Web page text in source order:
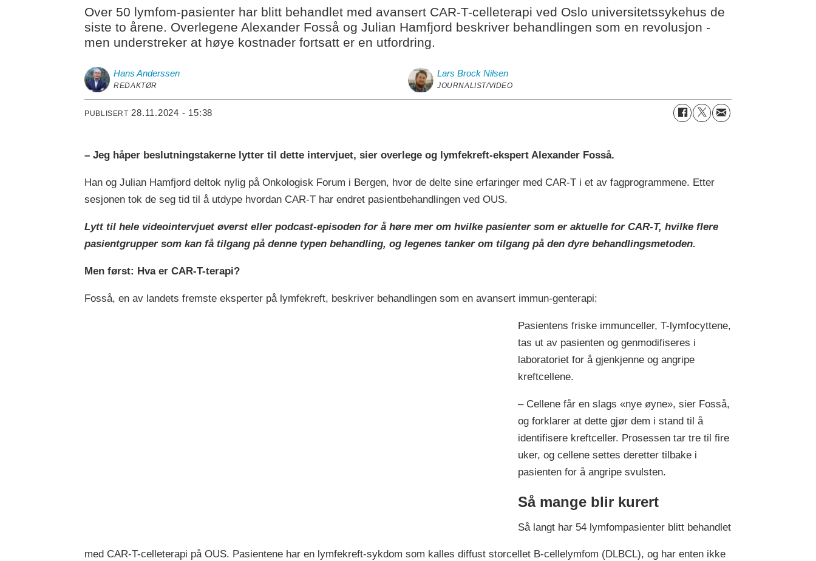
Over 50 lymfom-pasienter har blitt behandlet med avansert CAR-T-celleterapi ved Oslo universitetssykehus de
siste to årene. Overlegene Alexander Fosså og Julian Hamfjord beskriver behandlingen som en revolusjon -
men understreker at høye kostnader fortsatt er en utfordring.
Hans Anderssen
REDAKTØR
Lars Brock Nilsen
JOURNALIST/VIDEO
PUBLISERT 28.11.2024 - 15:38
– Jeg håper beslutningstakerne lytter til dette intervjuet, sier overlege og lymfekreft-ekspert Alexander Fosså.
Han og Julian Hamfjord deltok nylig på Onkologisk Forum i Bergen, hvor de delte sine erfaringer med CAR-T i et av fagprogrammene. Etter
sesjonen tok de seg tid til å utdype hvordan CAR-T har endret pasientbehandlingen ved OUS.
Lytt til hele videointervjuet øverst eller podcast-episoden for å høre mer om hvilke pasienter som er aktuelle for CAR-T, hvilke flere
pasientgrupper som kan få tilgang på denne typen behandling, og legenes tanker om tilgang på den dyre behandlingsmetoden.
Men først: Hva er CAR-T-terapi?
Fosså, en av landets fremste eksperter på lymfekreft, beskriver behandlingen som en avansert immun-genterapi:
Pasientens friske immunceller, T-lymfocyttene,
tas ut av pasienten og genmodifiseres i
laboratoriet for å gjenkjenne og angripe
kreftcellene.
– Cellene får en slags «nye øyne», sier Fosså,
og forklarer at dette gjør dem i stand til å
identifisere kreftceller. Prosessen tar tre til fire
uker, og cellene settes deretter tilbake i
pasienten for å angripe svulsten.
Så mange blir kurert
Så langt har 54 lymfompasienter blitt behandlet
med CAR-T-celleterapi på OUS. Pasientene har en lymfekreft-sykdom som kalles diffust storcellet B-cellelymfom (DLBCL), og har enten ikke